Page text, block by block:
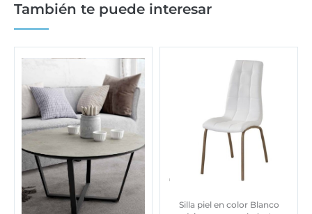
También te puede interesar
Silla piel en color Blanco